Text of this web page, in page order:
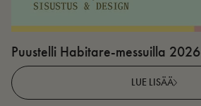
Puustelli Habitare-messuilla 2026
LUE LISÄÄ